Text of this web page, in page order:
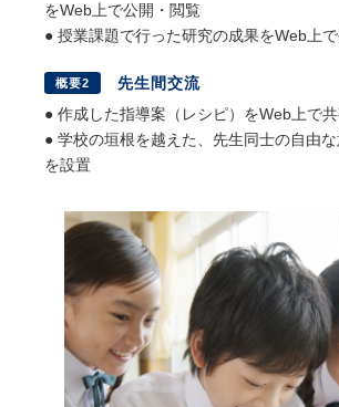
をWeb上で公開・閲覧
● 授業課題で行った研究の成果をWeb上
概要2
先生間交流
● 作成した指導案（レシピ）をWeb上で
● 学校の垣根を越えた、先生同士の自由
を設置